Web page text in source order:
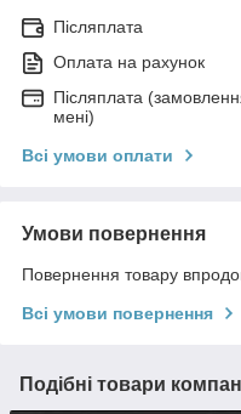
Післяплата
Оплата на рахунок
Післяплата
мені)
Всі умови оплати
Умови повернення
Повернення товару
Всі умови повернення
Подібні товари